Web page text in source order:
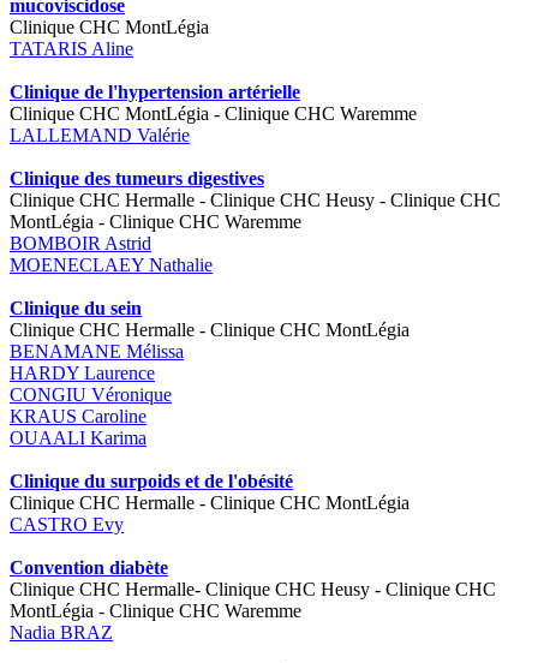
mucoviscidose
Clinique CHC MontLégia
TATARIS Aline
Clinique de l'hypertension artérielle
Clinique CHC MontLégia - Clinique CHC Waremme
LALLEMAND Valérie
Clinique des tumeurs digestives
Clinique CHC Hermalle - Clinique CHC Heusy - Clinique CHC
MontLégia - Clinique CHC Waremme
BOMBOIR Astrid
MOENECLAEY Nathalie
Clinique du sein
Clinique CHC Hermalle - Clinique CHC MontLégia
BENAMANE Mélissa
HARDY Laurence
CONGIU Véronique
KRAUS Caroline
OUAALI Karima
Clinique du surpoids et de l'obésité
Clinique CHC Hermalle - Clinique CHC MontLégia
CASTRO Evy
Convention diabète
Clinique CHC Hermalle- Clinique CHC Heusy - Clinique CHC
MontLégia - Clinique CHC Waremme
Nadia BRAZ